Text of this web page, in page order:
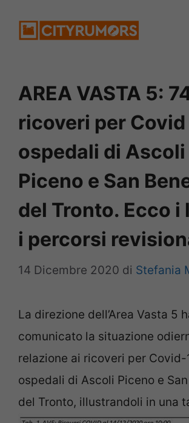
AREA VASTA 5:
ricoveri per
ospedali di Ascoli
Piceno e San
del Tronto. Ecco i
i percorsi
14 Dicembre 2020 di Stefania
La direzione dell’Area Vasta 5
comunicato la situazione
relazione ai ricoveri per Covid-
ospedali di Ascoli Piceno e
del Tronto, illustrandoli in una